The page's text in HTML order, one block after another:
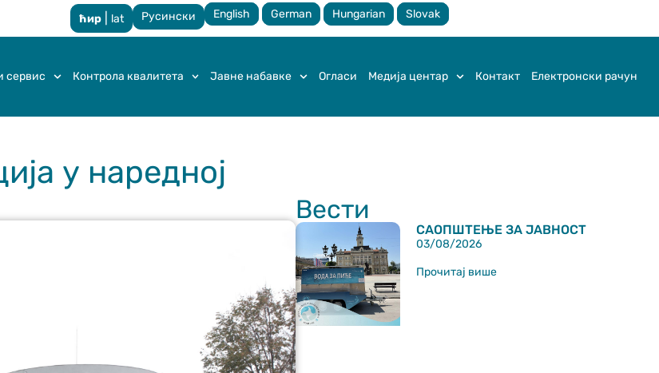
ћир| lat Русински English German Hungarian Slovak
сервис Контрола квалитета Јавне набавке Огласи Медија центар Контакт Електронски рачун
Вести
САОПШТЕЊЕ ЗА ЈАВНОСТ
03/08/2026
Прочитај више
у наредној